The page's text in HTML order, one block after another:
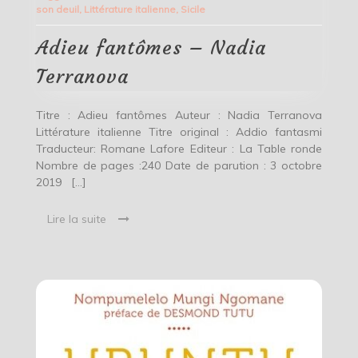
son deuil, Littérature italienne, Sicile
Adieu fantômes – Nadia
Terranova
Titre : Adieu fantômes Auteur : Nadia Terranova
Littérature italienne Titre original : Addio fantasmi
Traducteur: Romane Lafore Editeur : La Table ronde
Nombre de pages :240 Date de parution : 3 octobre
2019 […]
Lire la suite